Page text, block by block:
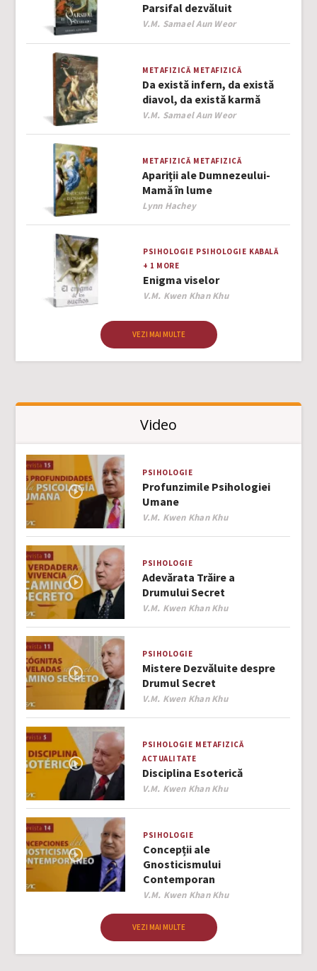
Parsifal dezvăluit
Author
V.M. Samael Aun Weor
METAFIZICĂ METAFIZICĂ
Da există infern, da există
diavol, da există karmă
Author
V.M. Samael Aun Weor
METAFIZICĂ METAFIZICĂ
Apariții ale Dumnezeului-
Mamă în lume
Author
Lynn Hachey
PSIHOLOGIE PSIHOLOGIE KABALĂ
+ 1 MORE
Enigma viselor
Author
V.M. Kwen Khan Khu
VEZI MAI MULTE
Video
PSIHOLOGIE
Profunzimile Psihologiei
Umane
Author
V.M. Kwen Khan Khu
PSIHOLOGIE
Adevărata Trăire a
Drumului Secret
Author
V.M. Kwen Khan Khu
PSIHOLOGIE
Mistere Dezvăluite despre
Drumul Secret
Author
V.M. Kwen Khan Khu
PSIHOLOGIE METAFIZICĂ
ACTUALITATE
Disciplina Esoterică
Author
V.M. Kwen Khan Khu
PSIHOLOGIE
Concepții ale
Gnosticismului
Contemporan
Author
V.M. Kwen Khan Khu
VEZI MAI MULTE